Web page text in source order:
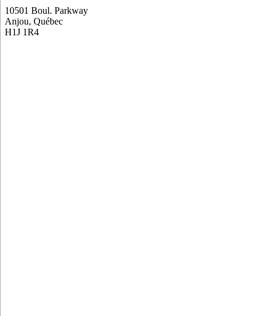
10501 Boul. Parkway
Anjou, Québec
H1J 1R4